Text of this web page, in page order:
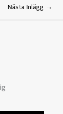
Nästa Inlägg →